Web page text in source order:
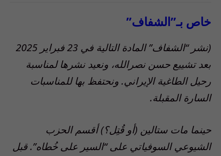
خاص بـ”الشفاف”
(نشر “الشفاف” المادة التالية في 23 فبراير 2025
بعد تشييع حسن نصرالله، ونعيد نشرها لمناسبة
رحيل الطاغية الإيراني. ونحتفظ بها للمناسبات
السارة المقبلة.
حينما مات ستالين (أو قُتِل؟) أقسم الحزب
الشيوعي السوفياتي على “السير على خُطاه”. قبل